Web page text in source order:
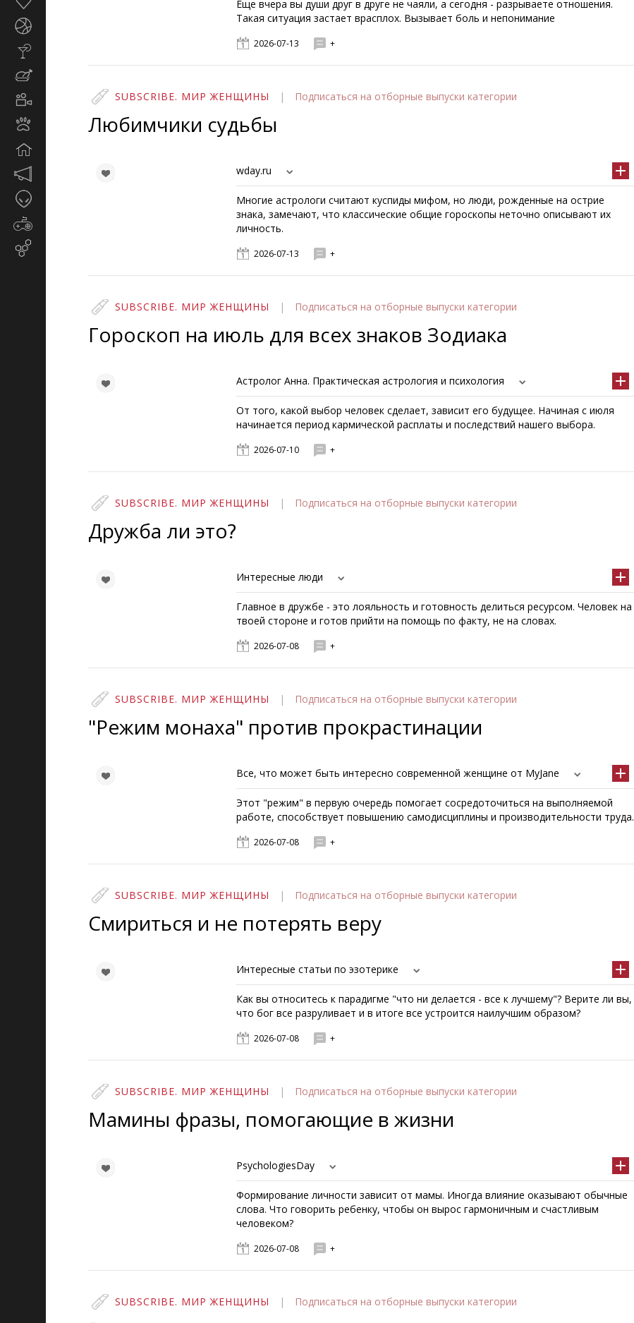
Животные
Маркетинг
Еще вчера вы души друг в друге не чаяли, а сегодня - разрываете отношения.
Такая ситуация застает врасплох. Вызывает боль и непонимание
2026-07-13 +
SUBSCRIBE. МИР ЖЕНЩИНЫ | Подписаться на отборные выпуски категории
Любимчики судьбы
wday.ru
Многие астрологи считают куспиды мифом, но люди, рожденные на острие
знака, замечают, что классические общие гороскопы неточно описывают их
личность.
2026-07-13 +
SUBSCRIBE. МИР ЖЕНЩИНЫ | Подписаться на отборные выпуски категории
Гороскоп на июль для всех знаков Зодиака
Астролог Анна. Практическая астрология и психология
От того, какой выбор человек сделает, зависит его будущее. Начиная с июля
начинается период кармической расплаты и последствий нашего выбора.
2026-07-10 +
SUBSCRIBE. МИР ЖЕНЩИНЫ | Подписаться на отборные выпуски категории
Дружба ли это?
Интересные люди
Главное в дружбе - это лояльность и готовность делиться ресурсом. Человек на
твоей стороне и готов прийти на помощь по факту, не на словах.
2026-07-08 +
SUBSCRIBE. МИР ЖЕНЩИНЫ | Подписаться на отборные выпуски категории
"Режим монаха" против прокрастинации
Все, что может быть интересно современной женщине от MyJane
Этот "режим" в первую очередь помогает сосредоточиться на выполняемой
работе, способствует повышению самодисциплины и производительности труда.
2026-07-08 +
SUBSCRIBE. МИР ЖЕНЩИНЫ | Подписаться на отборные выпуски категории
Смириться и не потерять веру
Интересные статьи по эзотерике
Как вы относитесь к парадигме "что ни делается - все к лучшему"? Верите ли вы,
что бог все разруливает и в итоге все устроится наилучшим образом?
2026-07-08 +
SUBSCRIBE. МИР ЖЕНЩИНЫ | Подписаться на отборные выпуски категории
Мамины фразы, помогающие в жизни
PsychologiesDay
Формирование личности зависит от мамы. Иногда влияние оказывают обычные
слова. Что говорить ребенку, чтобы он вырос гармоничным и счастливым
человеком?
2026-07-08 +
SUBSCRIBE. МИР ЖЕНЩИНЫ | Подписаться на отборные выпуски категории